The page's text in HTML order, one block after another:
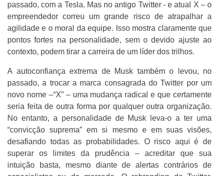
passado, com a Tesla. Mas no antigo Twitter - e atual X – o
empreendedor correu um grande risco de atrapalhar a
agilidade e o moral da equipe. Isso mostra claramente que
pontos fortes na personalidade, sem o devido ajuste ao
contexto, podem tirar a carreira de um líder dos trilhos.
A autoconfiança extrema de Musk também o levou, no
passado, a trocar a marca consagrada do Twitter por um
novo nome –“X” – uma mudança radical e que certamente
seria feita de outra forma por qualquer outra organização.
No entanto, a personalidade de Musk leva-o a ter uma
“convicção suprema” em si mesmo e em suas visões,
desafiando todas as probabilidades. O risco aqui é de
superar os limites da prudência – acreditar que sua
intuição basta, mesmo diante de alertas contrários de